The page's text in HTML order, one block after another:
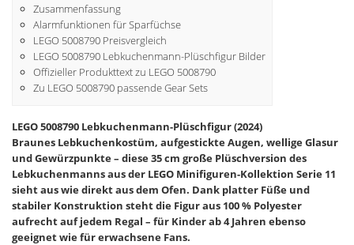
Zusammenfassung
Alarmfunktionen für Sparfüchse
LEGO 5008790 Preisvergleich
LEGO 5008790 Lebkuchenmann-Plüschfigur Bilder
Offizieller Produkttext zu LEGO 5008790
Zu LEGO 5008790 passende Gear Sets
LEGO 5008790 Lebkuchenmann-Plüschfigur (2024)
Braunes Lebkuchenkostüm, aufgestickte Augen, wellige Glasur
und Gewürzpunkte – diese 35 cm große Plüschversion des
Lebkuchenmanns aus der LEGO Minifiguren-Kollektion Serie 11
sieht aus wie direkt aus dem Ofen. Dank platter Füße und
stabiler Konstruktion steht die Figur aus 100 % Polyester
aufrecht auf jedem Regal – für Kinder ab 4 Jahren ebenso
geeignet wie für erwachsene Fans.